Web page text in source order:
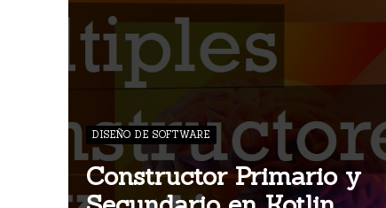
DISEÑO DE SOFTWARE
Constructor Primario y